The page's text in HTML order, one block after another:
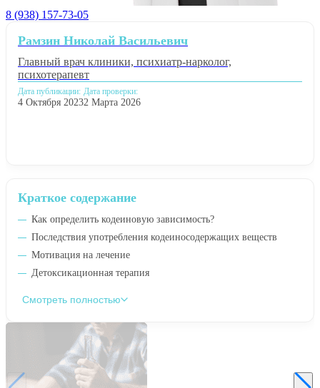
8 (938) 157-73-05
Краткое содержание
Как определить кодеиновую зависимость?
Последствия употребления кодеиносодержащих веществ
Мотивация на лечение
Детоксикационная терапия
Смотреть полностью
Рамзин Николай Васильевич
Главный врач клиники, психиатр-нарколог,
психотерапевт
Дата публикации:
4 Октября 2023
Дата проверки:
2 Марта 2026